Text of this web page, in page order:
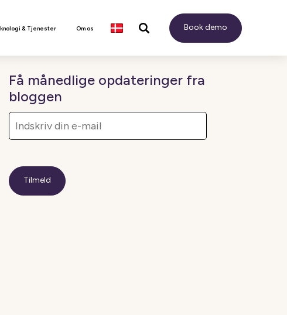
& Tjenester Om os Book demo
Få månedlige opdateringer fra
bloggen